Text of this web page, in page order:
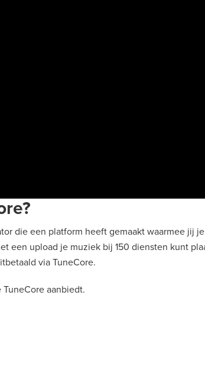
die een platform heeft gemaakt waarmee jij
een upload je muziek bij 150 diensten kunt
via TuneCore.
aanbiedt.